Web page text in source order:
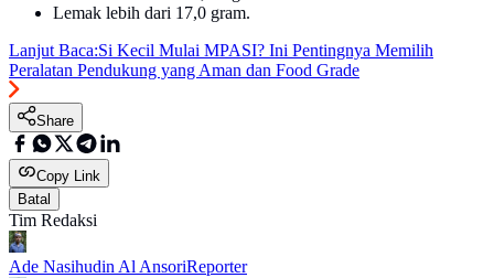
Lemak lebih dari 17,0 gram.
Lanjut Baca:Si Kecil Mulai MPASI? Ini Pentingnya Memilih
Peralatan Pendukung yang Aman dan Food Grade
Share
Copy Link
Batal
Tim Redaksi
Ade Nasihudin Al AnsoriReporter